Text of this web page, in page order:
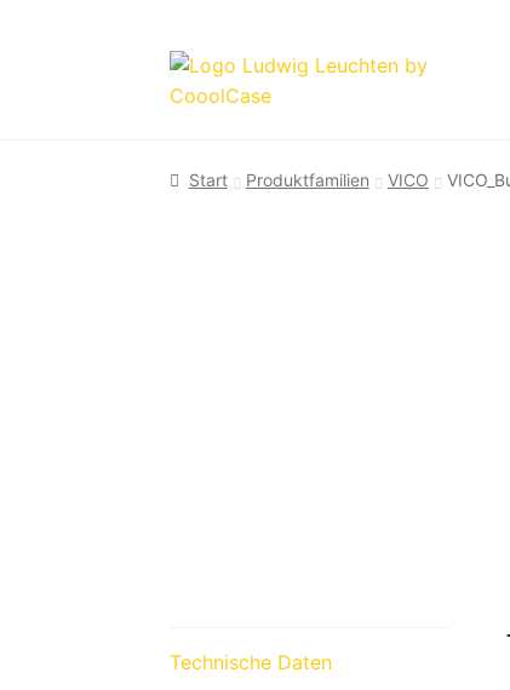
Zur
Navigation
Zum
Inhalt
Start Produktfamilien VICO
Technische Daten